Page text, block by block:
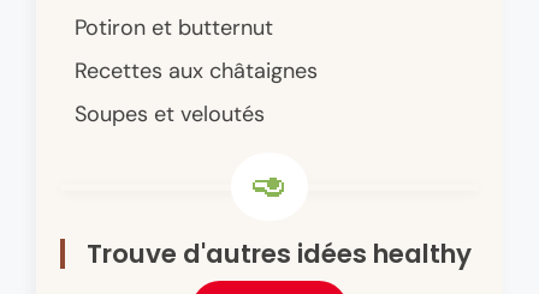
Potiron et butternut
Recettes aux châtaignes
Soupes et veloutés
Trouve d'autres idées healthy